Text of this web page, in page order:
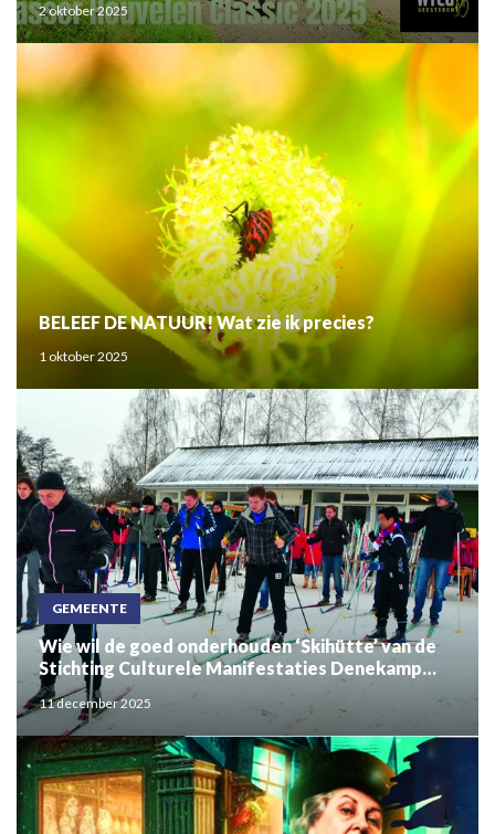
2 oktober 2025
BELEEF DE NATUUR! Wat zie ik precies?
1 oktober 2025
GEMEENTE
Wie wil de goed onderhouden ‘Skihütte’ van de
Stichting Culturele Manifestaties Denekamp
hebben?
11 december 2025